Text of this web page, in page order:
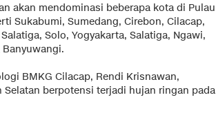
akan mendominasi beberapa kota di Pulau
Sukabumi, Sumedang, Cirebon, Cilacap,
Solo, Yogyakarta, Salatiga, Ngawi,
BMKG Cilacap, Rendi Krisnawan,
Selatan berpotensi terjadi hujan ringan pada